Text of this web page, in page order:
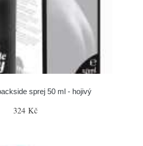
sprej 50 ml - hojivý
324 Kč